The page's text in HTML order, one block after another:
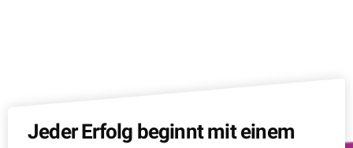
Jeder Erfolg beginnt mit einem